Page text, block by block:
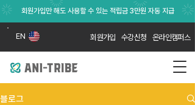
EN 회원가입 수강신청 온라인캠퍼스
회원가입만 해도 사용할 수 있는 적립금 3만원 자동 지급
블로그